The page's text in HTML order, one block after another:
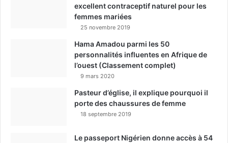
excellent contraceptif naturel pour les
femmes mariées
25 novembre 2019
Hama Amadou parmi les 50
personnalités influentes en Afrique de
l’ouest (Classement complet)
9 mars 2020
Pasteur d’église, il explique pourquoi il
porte des chaussures de femme
18 septembre 2019
Le passeport Nigérien donne accès à 54